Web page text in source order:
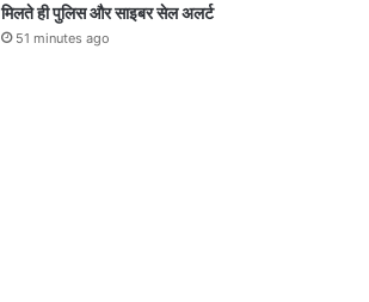
मिलते ही पुलिस और साइबर सेल अलर्ट
51 minutes ago